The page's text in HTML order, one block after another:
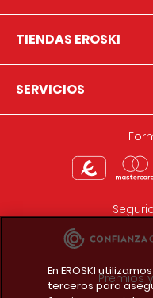
TIENDAS EROSKI
SERVICIOS
Premios
En EROSKI
terceros para